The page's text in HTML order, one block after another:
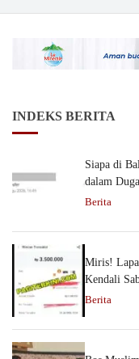
INDEKS BERITA
Siapa di
dalam
Berita
Miris!
Kendali
Berita